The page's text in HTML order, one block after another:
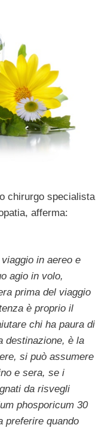
chirurgo specialista
afferma:
in aereo e
agio in volo,
prima del viaggio
è proprio il
chi ha paura di
destinazione, è la
si può assumere
e sera, se i
da risvegli
phosporicum 30
preferire quando